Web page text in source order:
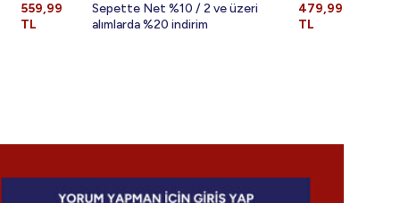
559,99
TL
Sepette Net %10 / 2 ve üzeri
alımlarda %20 indirim
479,99
TL